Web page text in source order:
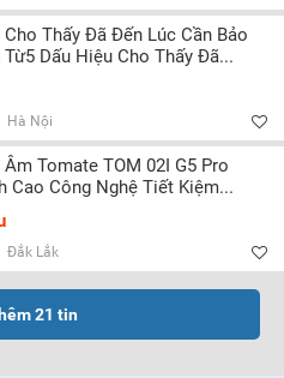
Cho Thấy Đã Đến Lúc Cần Bảo
Từ5 Dấu Hiệu Cho Thấy Đã...
Hà Nội
Tomate TOM 02I G5 Pro
Cao Công Nghệ Tiết Kiệm...
Đắk Lắk
21 tin